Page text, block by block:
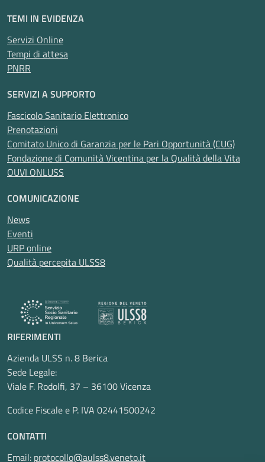
TEMI IN EVIDENZA
Servizi Online
Tempi di attesa
PNRR
SERVIZI A SUPPORTO
Fascicolo Sanitario Elettronico
Prenotazioni
Comitato Unico di Garanzia per le Pari Opportunità (CUG)
Fondazione di Comunità Vicentina per la Qualità della Vita
OUVI ONLUSS
COMUNICAZIONE
News
Eventi
URP online
Qualità percepita ULSS8
RIFERIMENTI
Azienda ULSS n. 8 Berica
Sede Legale:
Viale F. Rodolfi, 37 – 36100 Vicenza
Codice Fiscale e P. IVA 02441500242
CONTATTI
Email: protocollo@aulss8.veneto.it